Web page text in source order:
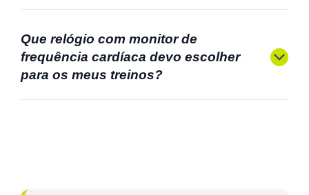
Que relógio com monitor de
frequência cardíaca devo escolher
para os meus treinos?